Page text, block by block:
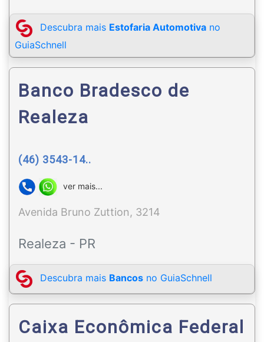
Descubra mais Estofaria Automotiva no
GuiaSchnell
Banco Bradesco de
Realeza
(46) 3543-14..
ver mais...
Avenida Bruno Zuttion, 3214
Realeza - PR
Descubra mais Bancos no GuiaSchnell
Caixa Econômica Federal